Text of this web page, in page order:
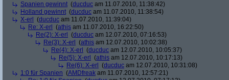
Spanien gewinnt (ducduc am 11.07.2010, 11:38:42)
Holland gewinnt (ducduc am 11.07.2010, 11:38:54)
X-erl
(ducduc am 11.07.2010, 11:39:04)
Re: X-erl
(athis am 11.07.2010, 16:22:50)
Re(2): X-erl
(ducduc am 12.07.2010, 07:16:53)
Re(3): X-erl
(athis am 12.07.2010, 10:02:38)
Re(4): X-erl
(ducduc am 12.07.2010, 10:05:37)
Re(5): X-erl
(athis am 12.07.2010, 10:17:13)
Re(6): X-erl
(ducduc am 12.07.2010, 10:31:08)
1:0 für Spanien (AMDfreak am 11.07.2010, 12:57:21)